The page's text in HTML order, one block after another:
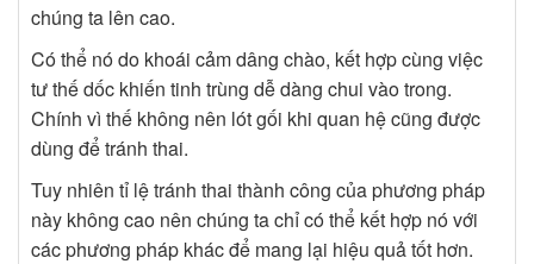
chúng ta lên cao.
Có thể nó do khoái cảm dâng chào, kết hợp cùng việc
tư thế dốc khiến tinh trùng dễ dàng chui vào trong.
Chính vì thế không nên lót gối khi quan hệ cũng được
dùng để tránh thai.
Tuy nhiên tỉ lệ tránh thai thành công của phương pháp
này không cao nên chúng ta chỉ có thể kết hợp nó với
các phương pháp khác để mang lại hiệu quả tốt hơn.